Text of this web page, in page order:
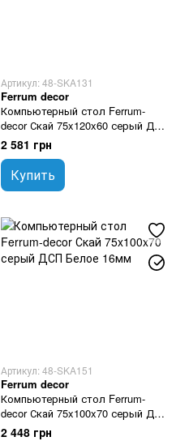
Артикул: 48-SKA131
Ferrum decor
Компьютерный стол Ferrum-
decor Скай 75x120x60 серый ДСП
Белое 16мм
2 581 грн
Купить
Артикул: 48-SKA151
Ferrum decor
Компьютерный стол Ferrum-
decor Скай 75x100x70 серый ДСП
Белое 16мм
2 448 грн